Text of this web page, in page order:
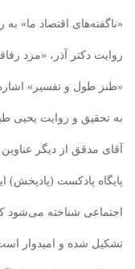
«ناگفته‌های اقتصاد ما»
روایت دکتر آذر، «مزد
«طنز طول و تفسیر»
به تحقیق و روایت یحیی
آقای مدقق از دیگر عناوین
پایگاه پادکست (پادپخش)
اجتماعی شناخته می‌شود
تشکیل شده و امیدوار